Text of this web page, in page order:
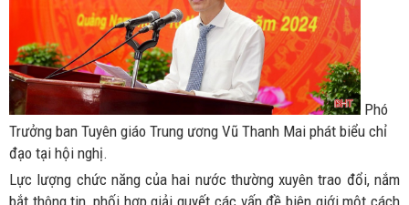
Phó
Trưởng ban Tuyên giáo Trung ương Vũ Thanh Mai phát biểu chỉ
đạo tại hội nghị.
Lực lượng chức năng của hai nước thường xuyên trao đổi, nắm
bắt thông tin, phối hợp giải quyết các vấn đề biên giới một cách